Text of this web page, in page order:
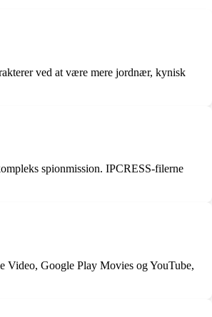
ved at være mere jordnær, kynisk
spionmission. IPCRESS-filerne
Video, Google Play Movies og YouTube,